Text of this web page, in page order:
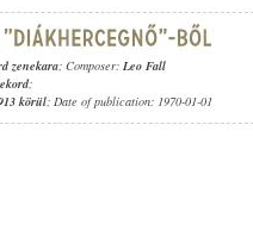
zenekara; Composer: Leo Fall
;
körül; Date of publication: 1970-01-01